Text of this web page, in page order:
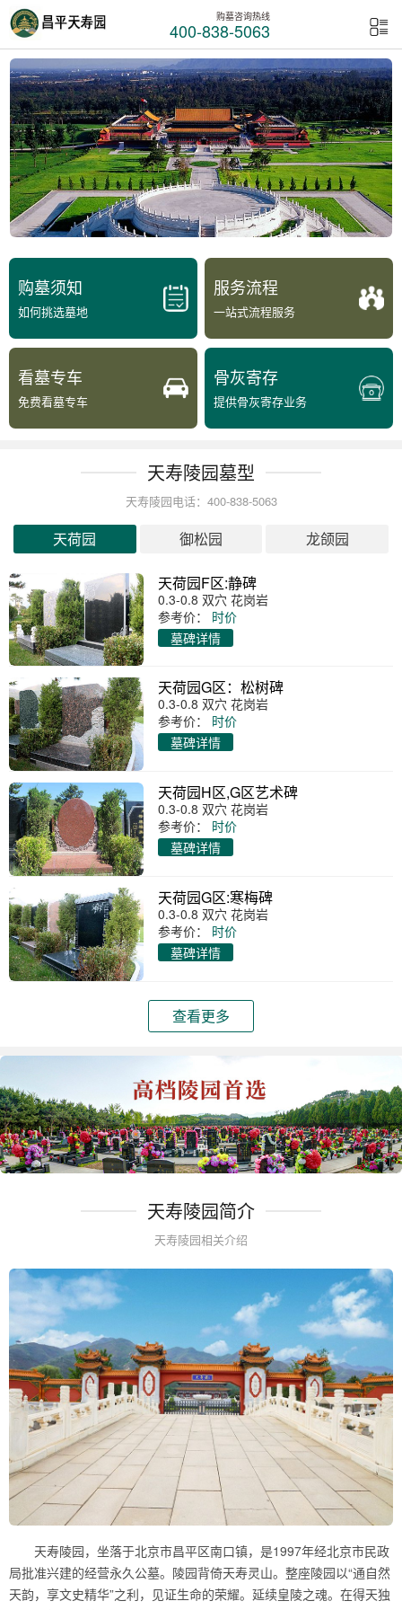
购墓咨询热线
400-838-5063
购墓须知
如何挑选墓地
服务流程
一站式流程服务
看墓专车
免费看墓专车
骨灰寄存
提供骨灰寄存业务
天寿陵园墓型
天寿陵园电话：400-838-5063
天荷园 御松园 龙颌园
天荷园F区:静碑
0.3-0.8 双穴 花岗岩
参考价：
时价
墓碑详情
天荷园G区：松树碑
0.3-0.8 双穴 花岗岩
参考价：
时价
墓碑详情
天荷园H区,G区艺术碑
0.3-0.8 双穴 花岗岩
参考价：
时价
墓碑详情
天荷园G区:寒梅碑
0.3-0.8 双穴 花岗岩
参考价：
时价
墓碑详情
查看更多
天寿陵园简介
天寿陵园相关介绍
天寿陵园，坐落于北京市昌平区南口镇，是1997年经北京市民政
局批准兴建的经营永久公墓。陵园背倚天寿灵山。整座陵园以“通自然
天韵，享文史精华”之利，见证生命的荣耀。延续皇陵之魂。在得天独